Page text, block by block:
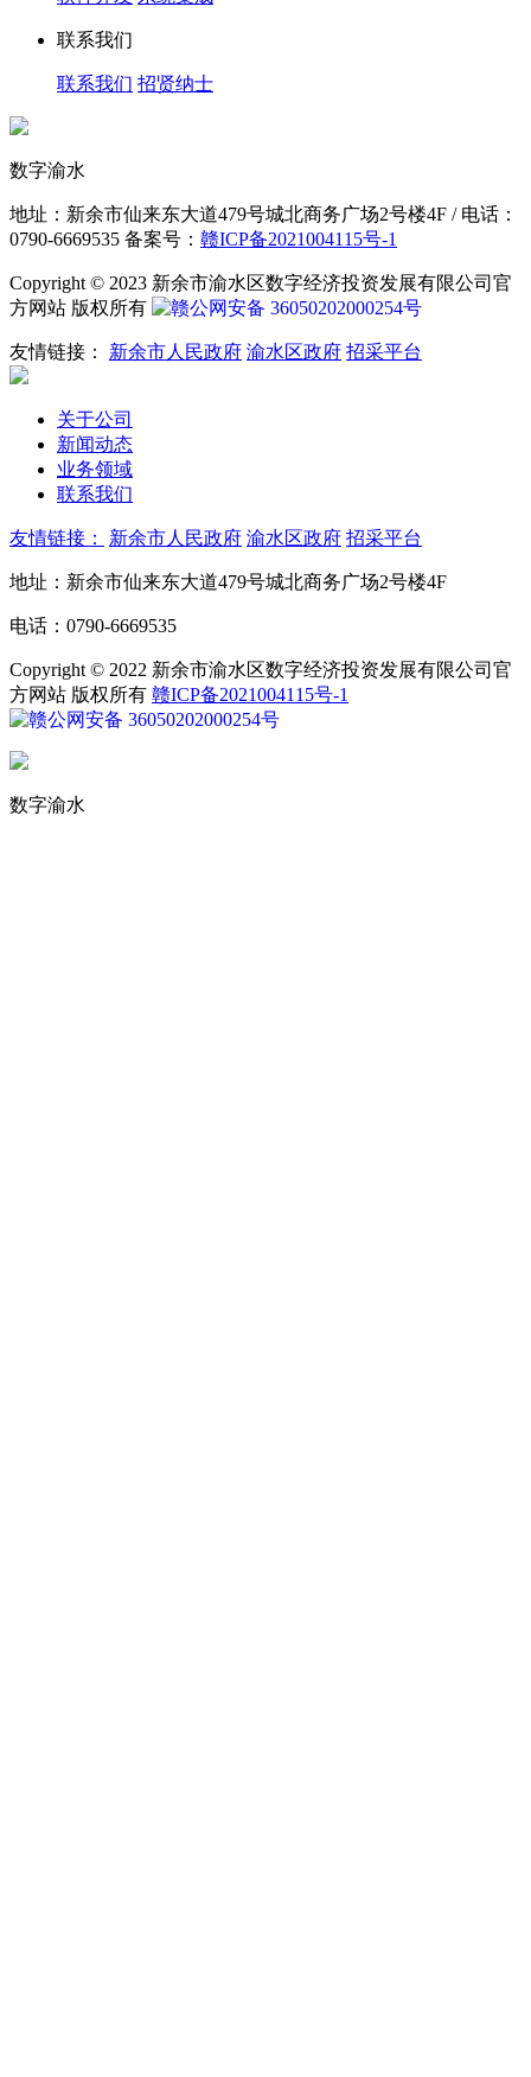
联系我们
联系我们 招贤纳士
数字渝水
地址：新余市仙来东大道479号城北商务广场2号楼4F / 电话：
0790-6669535 备案号： 赣ICP备2021004115号-1
Copyright © 2023 新余市渝水区数字经济投资发展有限公司官
方网站 版权所有
赣公网安备 36050202000254号
友情链接： 新余市人民政府 渝水区政府 招采平台
关于公司
新闻动态
业务领域
联系我们
友情链接： 新余市人民政府 渝水区政府 招采平台
地址：新余市仙来东大道479号城北商务广场2号楼4F
电话：0790-6669535
Copyright © 2022 新余市渝水区数字经济投资发展有限公司官
方网站 版权所有 赣ICP备2021004115号-1
赣公网安备 36050202000254号
数字渝水